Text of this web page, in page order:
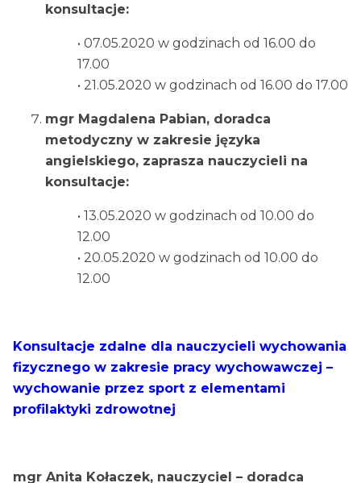
konsultacje:
• 07.05.2020 w godzinach od 16.00 do
17.00
• 21.05.2020 w godzinach od 16.00 do 17.00
mgr Magdalena Pabian, doradca
metodyczny w zakresie języka
angielskiego, zaprasza nauczycieli na
konsultacje:
• 13.05.2020 w godzinach od 10.00 do
12.00
• 20.05.2020 w godzinach od 10.00 do
12.00
Konsultacje zdalne dla nauczycieli wychowania
fizycznego w zakresie pracy wychowawczej –
wychowanie przez sport z elementami
profilaktyki zdrowotnej
mgr Anita Kołaczek, nauczyciel – doradca